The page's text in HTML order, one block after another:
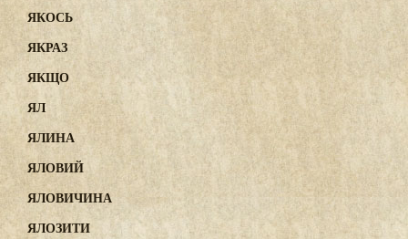
ЯКОСЬ
ЯКРАЗ
ЯКЩО
ЯЛ
ЯЛИНА
ЯЛОВИЙ
ЯЛОВИЧИНА
ЯЛОЗИТИ